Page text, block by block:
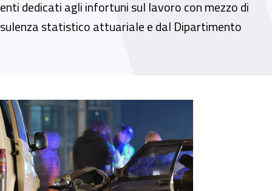
dedicati agli infortuni sul lavoro con mezzo di
statistico attuariale e dal Dipartimento